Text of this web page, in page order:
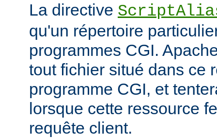
La directive
qu'un répertoire
programmes CGI.
tout fichier situé dans ce
programme CGI, et
lorsque cette ressource
requête client.